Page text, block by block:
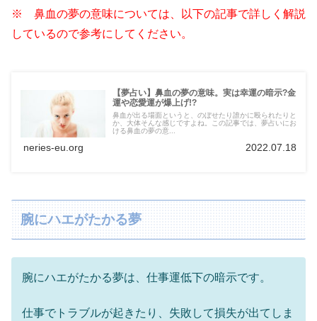
※ 鼻血の夢の意味については、以下の記事で詳しく解説
しているので参考にしてください。
【夢占い】鼻血の夢の意味。実は幸運の暗示?金
運や恋愛運が爆上げ!?
鼻血が出る場面というと、のぼせたり誰かに殴られたりと
か、大体そんな感じですよね。この記事では、夢占いにお
ける鼻血の夢の意...
neries-eu.org 2022.07.18
腕にハエがたかる夢
腕にハエがたかる夢は、仕事運低下の暗示です。
仕事でトラブルが起きたり、失敗して損失が出てしま